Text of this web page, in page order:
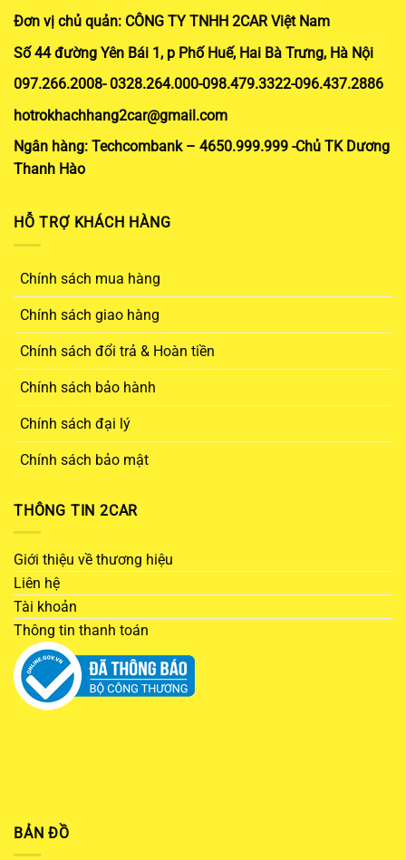
Đơn vị chủ quản: CÔNG TY TNHH 2CAR Việt Nam
Số 44 đường Yên Bái 1, p Phố Huế, Hai Bà Trưng, Hà Nội
097.266.2008- 0328.264.000-098.479.3322-096.437.2886
hotrokhachhang2car@gmail.com
Ngân hàng: Techcombank – 4650.999.999 -Chủ TK Dương
Thanh Hào
HỖ TRỢ KHÁCH HÀNG
Chính sách mua hàng
Chính sách giao hàng
Chính sách đổi trả & Hoàn tiền
Chính sách bảo hành
Chính sách đại lý
Chính sách bảo mật
THÔNG TIN 2CAR
Giới thiệu về thương hiệu
Liên hệ
Tài khoản
Thông tin thanh toán
BẢN ĐỒ